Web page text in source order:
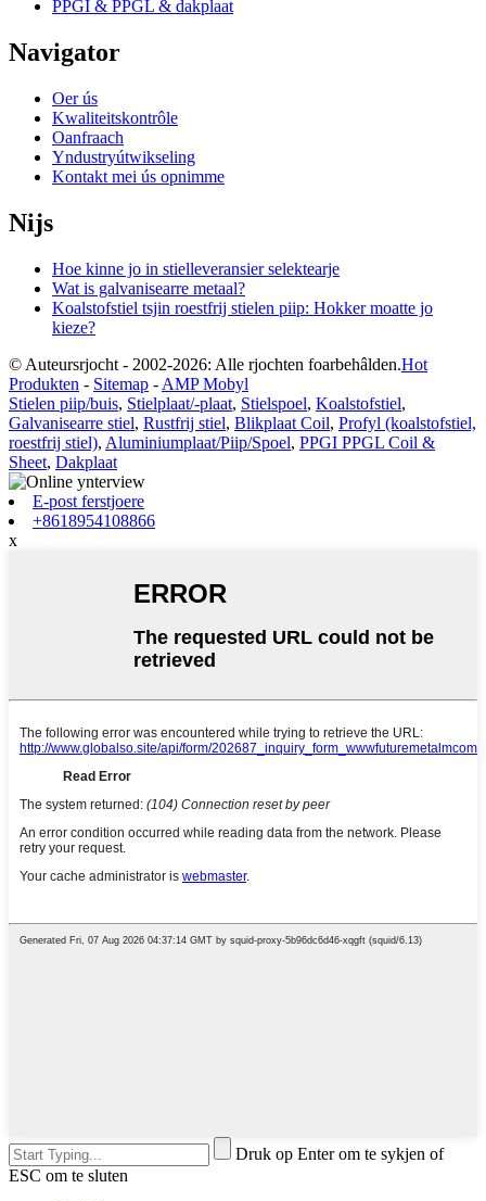
PPGI & PPGL & dakplaat
Navigator
Oer ús
Kwaliteitskontrôle
Oanfraach
Yndustryútwikseling
Kontakt mei ús opnimme
Nijs
Hoe kinne jo in stielleveransier selektearje
Wat is galvanisearre metaal?
Koalstofstiel tsjin roestfrij stielen piip: Hokker moatte jo
kieze?
© Auteursrjocht - 2002-2026: Alle rjochten foarbehâlden.Hot
Produkten - Sitemap - AMP Mobyl
Stielen piip/buis, Stielplaat/-plaat, Stielspoel, Koalstofstiel,
Galvanisearre stiel, Rustfrij stiel, Blikplaat Coil, Profyl (koalstofstiel,
roestfrij stiel), Aluminiumplaat/Piip/Spoel, PPGI PPGL Coil &
Sheet, Dakplaat
E-post ferstjoere
+8618954108866
x
Druk op Enter om te sykjen of
ESC om te sluten